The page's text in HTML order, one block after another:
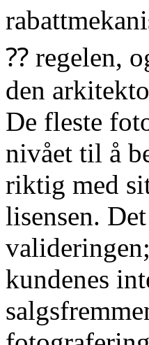
⁇ regelen,
den
De fleste
nivået til å
riktig med
lisensen.
kundenes